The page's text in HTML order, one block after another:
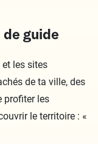
guide
les sites
de ta ville, des
profiter les
le territoire : «